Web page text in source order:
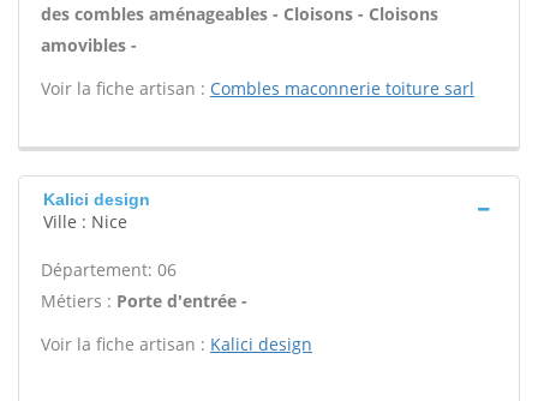
des combles aménageables - Cloisons - Cloisons
amovibles -
Voir la fiche artisan : Combles maconnerie toiture sarl
Kalici design
Ville : Nice
Département: 06
Métiers : Porte d'entrée -
Voir la fiche artisan : Kalici design